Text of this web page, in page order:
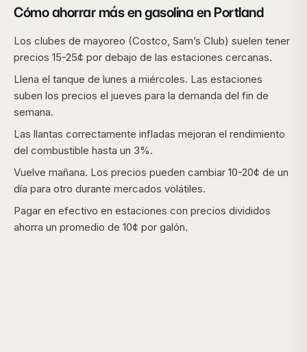
Cómo ahorrar más en gasolina en Portland
Los clubes de mayoreo (Costco, Sam’s Club) suelen tener
precios 15-25¢ por debajo de las estaciones cercanas.
Llena el tanque de lunes a miércoles. Las estaciones
suben los precios el jueves para la demanda del fin de
semana.
Las llantas correctamente infladas mejoran el rendimiento
del combustible hasta un 3%.
Vuelve mañana. Los precios pueden cambiar 10-20¢ de un
día para otro durante mercados volátiles.
Pagar en efectivo en estaciones con precios divididos
ahorra un promedio de 10¢ por galón.